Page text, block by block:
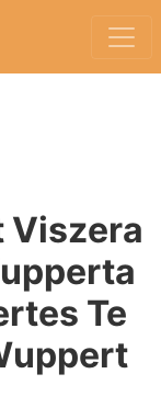
Viszera
Te